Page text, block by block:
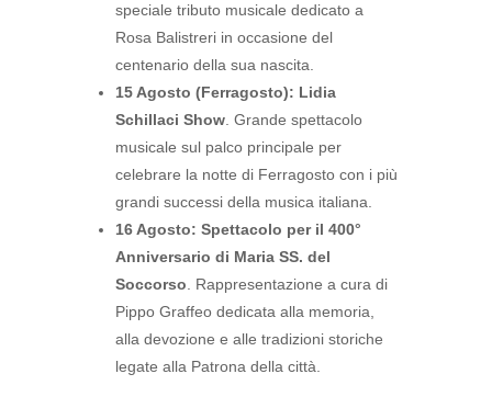
speciale tributo musicale dedicato a
Rosa Balistreri in occasione del
centenario della sua nascita.
15 Agosto (Ferragosto): Lidia
Schillaci Show . Grande spettacolo
musicale sul palco principale per
celebrare la notte di Ferragosto con i più
grandi successi della musica italiana.
16 Agosto: Spettacolo per il 400°
Anniversario di Maria SS. del
Soccorso . Rappresentazione a cura di
Pippo Graffeo dedicata alla memoria,
alla devozione e alle tradizioni storiche
legate alla Patrona della città.